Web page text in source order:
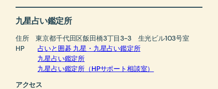
九星占い鑑定所
住所 東京都千代田区飯田橋3丁目3-3 生光ビル103号室
HP占いと囲碁 九星・九星占い鑑定所
九星占い鑑定所
九星占い鑑定所（HPサポート相談室）
アクセス